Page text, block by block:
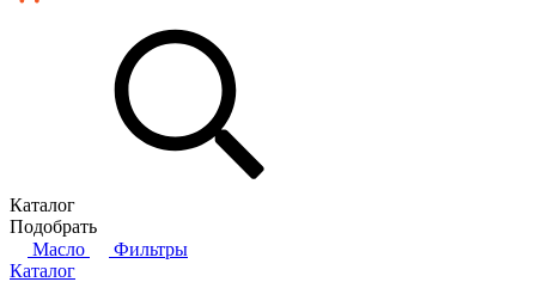
Каталог
Подобрать
Масло
Фильтры
Каталог